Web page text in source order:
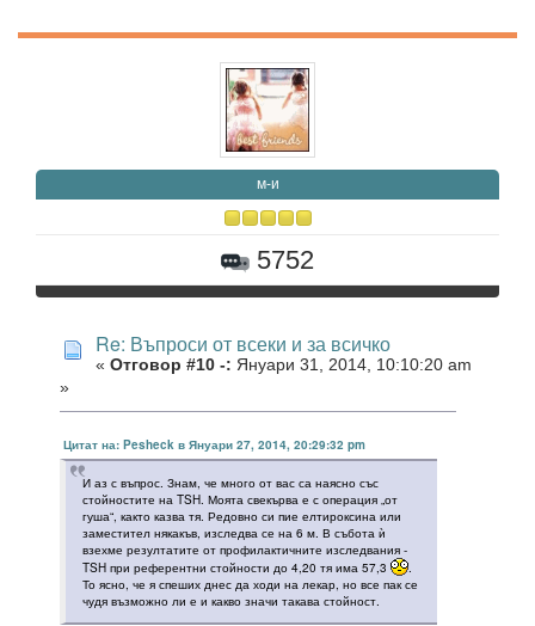
м-и
5752
Re: Въпроси от всеки и за всичко
« Отговор #10 -: Януари 31, 2014, 10:10:20 am
»
Цитат на: Pesheck в Януари 27, 2014, 20:29:32 pm
И аз с въпрос. Знам, че много от вас са наясно със
стойностите на TSH. Моята свекърва е с операция „от
гуша“, както казва тя. Редовно си пие елтироксина или
заместител някакъв, изследва се на 6 м. В събота ѝ
взехме резултатите от профилактичните изследвания -
TSH при референтни стойности до 4,20 тя има 57,3
.
То ясно, че я спеших днес да ходи на лекар, но все пак се
чудя възможно ли е и какво значи такава стойност.